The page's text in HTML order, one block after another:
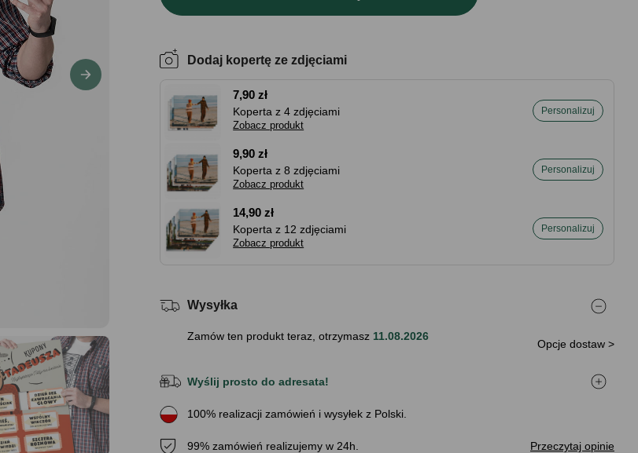
Dodaj kopertę ze zdjęciami
7,90 zł
Koperta z 4 zdjęciami
Zobacz produkt
Personalizuj
9,90 zł
Koperta z 8 zdjęciami
Zobacz produkt
Personalizuj
14,90 zł
Koperta z 12 zdjęciami
Zobacz produkt
Personalizuj
Wysyłka
Zamów ten produkt teraz, otrzymasz 11.08.2026
Opcje dostaw >
Wyślij prosto do adresata!
100% realizacji zamówień i wysyłek z Polski.
99% zamówień realizujemy w 24h. Przeczytaj opinie